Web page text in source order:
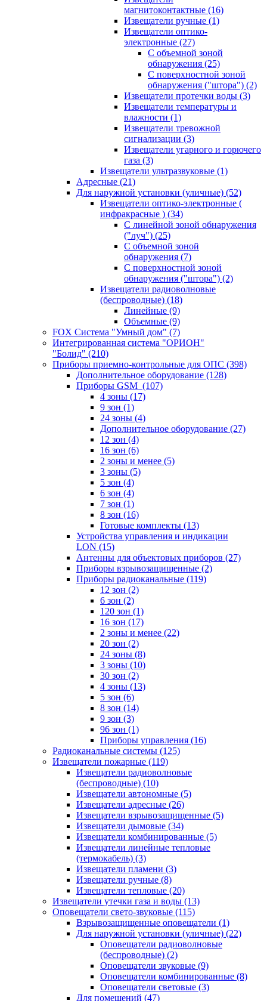
магнитоконтактные (16)
Извещатели ручные (1)
Извещатели оптико-
электронные (27)
С объемной зоной
обнаружения (25)
С поверхностной зоной
обнаружения ("штора") (2)
Извещатели протечки воды (3)
Извещатели температуры и
влажности (1)
Извещатели тревожной
сигнализации (3)
Извещатели угарного и горючего
газа (3)
Извещатели ультразвуковые (1)
Адресные (21)
Для наружной установки (уличные) (52)
Извещатели оптико-электронные (
инфракрасные ) (34)
С линейной зоной обнаружения
("луч") (25)
С объемной зоной
обнаружения (7)
С поверхностной зоной
обнаружения ("штора") (2)
Извещатели радиоволновые
(беспроводные) (18)
Линейные (9)
Объемные (9)
FOX Система "Умный дом" (7)
Интегрированная система "ОРИОН"
"Болид" (210)
Приборы приемно-контрольные для ОПС (398)
Дополнительное оборудование (128)
Приборы GSM (107)
4 зоны (17)
9 зон (1)
24 зоны (4)
Дополнительное оборудование (27)
12 зон (4)
16 зон (6)
2 зоны и менее (5)
3 зоны (5)
5 зон (4)
6 зон (4)
7 зон (1)
8 зон (16)
Готовые комплекты (13)
Устройства управления и индикации
LON (15)
Антенны для объектовых приборов (27)
Приборы взрывозащищенные (2)
Приборы радиоканальные (119)
12 зон (2)
6 зон (2)
120 зон (1)
16 зон (17)
2 зоны и менее (22)
20 зон (2)
24 зоны (8)
3 зоны (10)
30 зон (2)
4 зоны (13)
5 зон (6)
8 зон (14)
9 зон (3)
96 зон (1)
Приборы управления (16)
Радиоканальные системы (125)
Извещатели пожарные (119)
Извещатели радиоволновые
(беспроводные) (10)
Извещатели автономные (5)
Извещатели адресные (26)
Извещатели взрывозащищенные (5)
Извещатели дымовые (34)
Извещатели комбинированные (5)
Извещатели линейные тепловые
(термокабель) (3)
Извещатели пламени (3)
Извещатели ручные (8)
Извещатели тепловые (20)
Извещатели утечки газа и воды (13)
Оповещатели свето-звуковые (115)
Взрывозащищенные оповещатели (1)
Для наружной установки (уличные) (22)
Оповещатели радиоволновые
(беспроводные) (2)
Оповещатели звуковые (9)
Оповещатели комбинированные (8)
Оповещатели световые (3)
Для помещений (47)